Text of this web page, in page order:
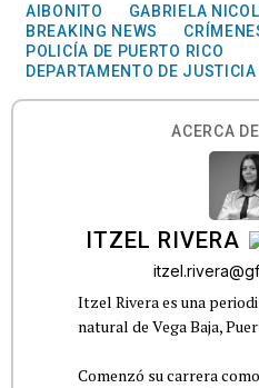
AIBONITO
GABRIELA
BREAKING NEWS
POLICÍA DE PUERTO RICO
DEPARTAMENTO DE JUSTICIA
ACERCA
ITZEL RIVERA
Itzel Rivera es una
natural de Vega Baja,
Comenzó su carrera